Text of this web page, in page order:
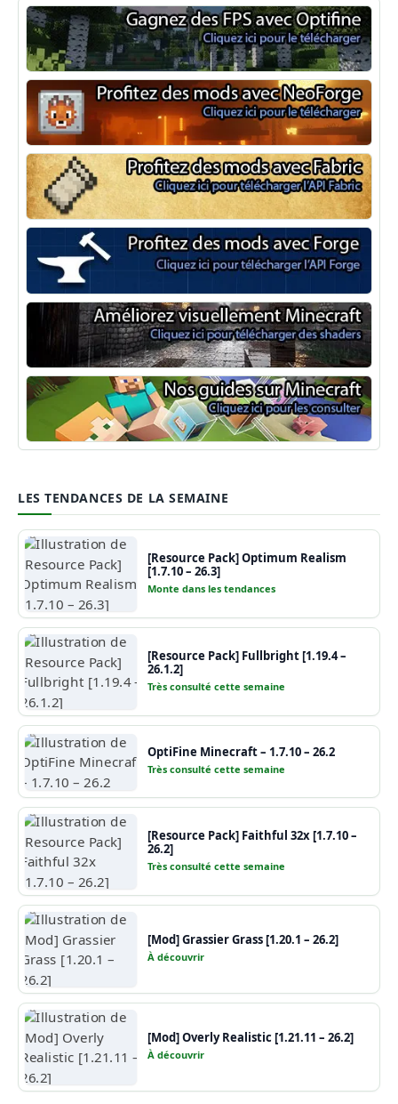
Optifine
NeoForge
Minecraft Fabric
Minecraft Forge
Shaders Minecraft
Guide Minecraft
LES TENDANCES DE LA SEMAINE
[Resource Pack] Optimum Realism
[1.7.10 – 26.3]
Monte dans les tendances
[Resource Pack] Fullbright [1.19.4 –
26.1.2]
Très consulté cette semaine
OptiFine Minecraft – 1.7.10 – 26.2
Très consulté cette semaine
[Resource Pack] Faithful 32x [1.7.10 –
26.2]
Très consulté cette semaine
[Mod] Grassier Grass [1.20.1 – 26.2]
À découvrir
[Mod] Overly Realistic [1.21.11 – 26.2]
À découvrir